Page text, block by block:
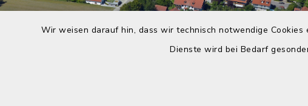
Wir weisen darauf hin, dass wir technisch notwendige
Dienste wird bei Bedarf